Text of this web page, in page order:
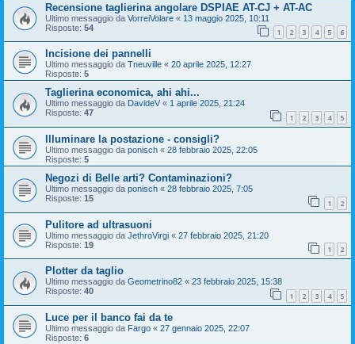
Recensione taglierina angolare DSPIAE AT-CJ + AT-AC
Ultimo messaggio da VorreiVolare « 13 maggio 2025, 10:11
Risposte: 54 1 2 3 4 5 6
Incisione dei pannelli
Ultimo messaggio da Tneuville « 20 aprile 2025, 12:27
Risposte: 5
Taglierina economica, ahi ahi...
Ultimo messaggio da DavideV « 1 aprile 2025, 21:24
Risposte: 47 1 2 3 4 5
Illuminare la postazione - consigli?
Ultimo messaggio da ponisch « 28 febbraio 2025, 22:05
Risposte: 5
Negozi di Belle arti? Contaminazioni?
Ultimo messaggio da ponisch « 28 febbraio 2025, 7:05
Risposte: 15 1 2
Pulitore ad ultrasuoni
Ultimo messaggio da JethroVirgi « 27 febbraio 2025, 21:20
Risposte: 19 1 2
Plotter da taglio
Ultimo messaggio da Geometrino82 « 23 febbraio 2025, 15:38
Risposte: 40 1 2 3 4 5
Luce per il banco fai da te
Ultimo messaggio da Fargo « 27 gennaio 2025, 22:07
Risposte: 6